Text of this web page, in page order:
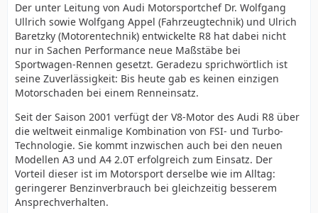
Der unter Leitung von Audi Motorsportchef Dr. Wolfgang
Ullrich sowie Wolfgang Appel (Fahrzeugtechnik) und Ulrich
Baretzky (Motorentechnik) entwickelte R8 hat dabei nicht
nur in Sachen Performance neue Maßstäbe bei
Sportwagen-Rennen gesetzt. Geradezu sprichwörtlich ist
seine Zuverlässigkeit: Bis heute gab es keinen einzigen
Motorschaden bei einem Renneinsatz.
Seit der Saison 2001 verfügt der V8-Motor des Audi R8 über
die weltweit einmalige Kombination von FSI- und Turbo-
Technologie. Sie kommt inzwischen auch bei den neuen
Modellen A3 und A4 2.0T erfolgreich zum Einsatz. Der
Vorteil dieser ist im Motorsport derselbe wie im Alltag:
geringerer Benzinverbrauch bei gleichzeitig besserem
Ansprechverhalten.